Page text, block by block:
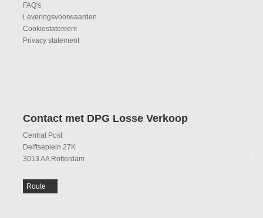
FAQ's
Leveringsvoorwaarden
Cookiestatement
Privacy statement
Contact met DPG Losse Verkoop
Central Post
Delftseplein 27K
3013 AA Rotterdam
Route